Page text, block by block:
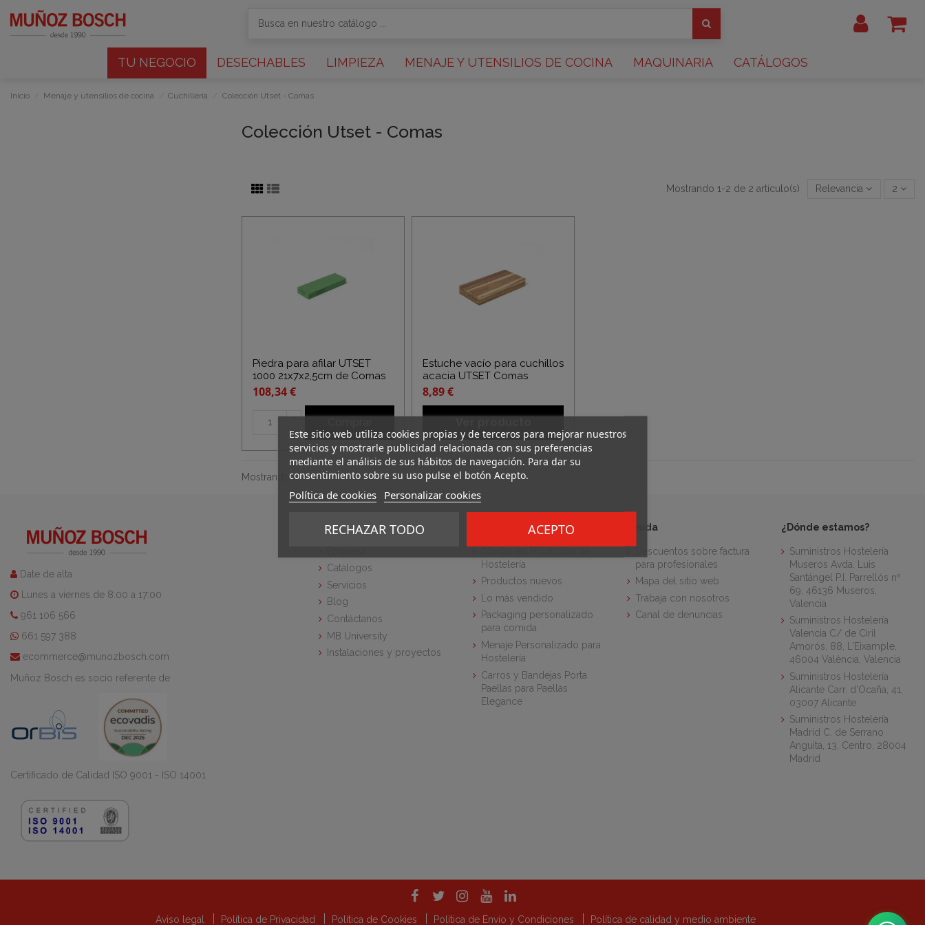
Este sitio web utiliza cookies propias y de terceros para mejorar nuestros
servicios y mostrarle publicidad relacionada con sus preferencias
mediante el análisis de sus hábitos de navegación. Para dar su
consentimiento sobre su uso pulse el botón Acepto.
Política de cookies Personalizar cookies
RECHAZAR TODO ACEPTO
TU NEGOCIO DESECHABLES LIMPIEZA MENAJE Y UTENSILIOS DE COCINA MAQUINARIA CATÁLOGOS
Inicio Menaje y utensilios de cocina Cuchillería Colección Utset - Comas
Colección Utset - Comas
Mostrando 1-2 de 2 artículo(s) Relevancia 2
Piedra para afilar UTSET
1000 21x7x2,5cm de Comas
108,34 €
Estuche vacío para cuchillos
acacia UTSET Comas
8,89 €
Mostrando 1-2 de 2 artículo(s)
Date de alta
Lunes a viernes de 8:00 a 17:00
961 106 566
661 597 388
ecommerce@munozbosch.com
Muñoz Bosch es socio referente de
Certificado de Calidad ISO 9001 - ISO 14001
Sobre nosotros
Catálogos
Servicios
Blog
Contáctanos
MB University
Instalaciones y proyectos
Hostelería
Productos nuevos
Lo más vendido
Packaging personalizado
para comida
Menaje Personalizado para
Hostelería
Carros y Bandejas Porta
Paellas para Paellas
Elegance
Ayuda
Descuentos sobre factura
para profesionales
Mapa del sitio web
Trabaja con nosotros
Canal de denuncias
¿Dónde estamos?
Suministros Hostelería
Museros Avda. Luis
Santángel P.I. Parrellós nº
69, 46136 Museros,
Valencia
Suministros Hostelería
Valencia C/ de Ciril
Amorós, 88, L'Eixample,
46004 València, Valencia
Suministros Hostelería
Alicante Carr. d'Ocaña, 41,
03007 Alicante
Suministros Hostelería
Madrid C. de Serrano
Anguita, 13, Centro, 28004
Madrid
Aviso legal Política de Privacidad Política de Cookies Política de Envío y Condiciones Política de calidad y medio ambiente